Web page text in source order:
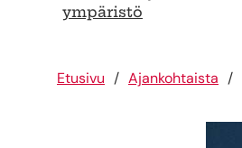
ympäristö
Etusivu Ajankohtaista